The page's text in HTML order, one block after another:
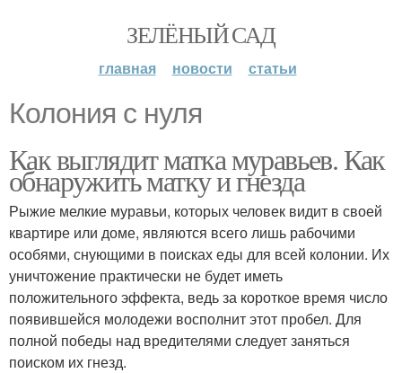
ЗЕЛЁНЫЙ САД
главная новости статьи
Колония с нуля
Как выглядит матка муравьев. Как
обнаружить матку и гнезда
Рыжие мелкие муравьи, которых человек видит в своей
квартире или доме, являются всего лишь рабочими
особями, снующими в поисках еды для всей колонии. Их
уничтожение практически не будет иметь
положительного эффекта, ведь за короткое время число
появившейся молодежи восполнит этот пробел. Для
полной победы над вредителями следует заняться
поиском их гнезд.